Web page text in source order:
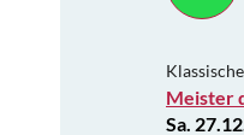
Meister
Sa.